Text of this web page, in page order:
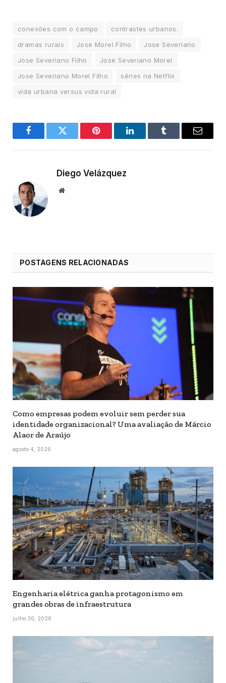
conexões com o campo
contrastes urbanos.
dramas rurais
Jose Morel Filho
Jose Severiano
Jose Severiano Filho
Jose Severiano Morel
Jose Severiano Morel Filho
séries na Netflix
vida urbana versus vida rural
FacebookTwitter Pinterest LinkedInTumblr Email
Diego Velázquez
Website
POSTAGENS RELACIONADAS
Como empresas podem evoluir sem perder sua
identidade organizacional? Uma avaliação de Márcio
Alaor de Araújo
agosto 4, 2026
Engenharia elétrica ganha protagonismo em
grandes obras de infraestrutura
julho 30, 2026